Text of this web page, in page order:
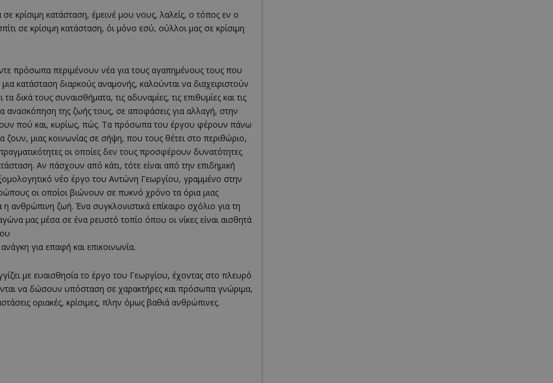
κρίσιμη κατάσταση, έμεινέ μου νους, λαλείς, ο τόπος εν ο
σε κρίσιμη κατάσταση, όι μόνο εσύ, ούλλοι μας σε κρίσιμη
πρόσωπα περιμένουν νέα για τους αγαπημένους τους που
κατάσταση διαρκούς αναμονής, καλούνται να διαχειριστούν
δικά τους συναισθήματα, τις αδυναμίες, τις επιθυμίες και τις
ανασκόπηση της ζωής τους, σε αποφάσεις για αλλαγή, στην
πού και, κυρίως, πώς. Τα πρόσωπα του έργου φέρουν πάνω
μιας κοινωνίας σε σήψη, που τους θέτει στο περιθώριο,
οι οποίες δεν τους προσφέρουν δυνατότητες
Αν πάσχουν από κάτι, τότε είναι από την επιδημική
νέο έργο του Αντώνη Γεωργίου, γραμμένο στην
οι οποίοι βιώνουν σε πυκνό χρόνο τα όρια μιας
η ανθρώπινη ζωή. Ένα συγκλονιστικά επίκαιρο σχόλιο για τη
μας μέσα σε ένα ρευστό τοπίο όπου οι νίκες είναι αισθητά
για επαφή και επικοινωνία.
με ευαισθησία το έργο του Γεωργίου, έχοντας στο πλευρό
να δώσουν υπόσταση σε χαρακτήρες και πρόσωπα γνώριμα,
οριακές, κρίσιμες, πλην όμως βαθιά ανθρώπινες.